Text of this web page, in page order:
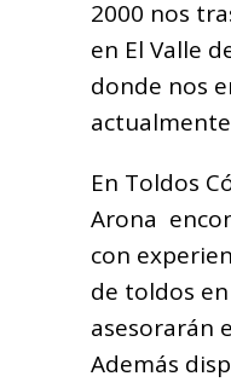
2000 nos
en El Valle
donde nos
En Toldos
Arona
con
de toldos
asesorarán
Además